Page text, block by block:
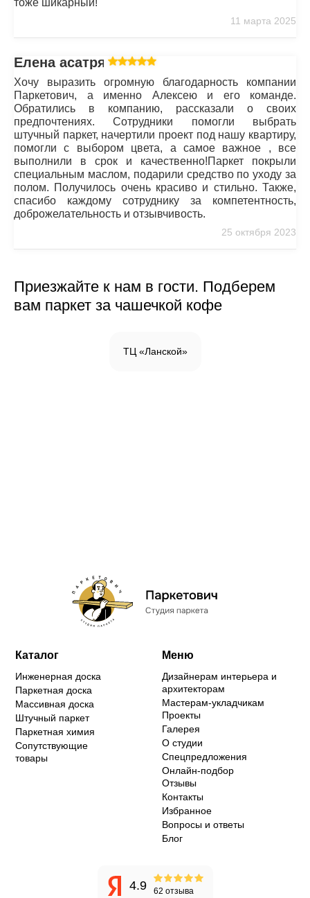
тоже шикарный!
11 марта 2025
Елена асатрян
Хочу выразить огромную благодарность компании
Паркетович, а именно Алексею и его команде.
Обратились в компанию, рассказали о своих
предпочтениях. Сотрудники помогли выбрать
штучный паркет, начертили проект под нашу квартиру,
помогли с выбором цвета, а самое важное , все
выполнили в срок и качественно!Паркет покрыли
специальным маслом, подарили средство по уходу за
полом. Получилось очень красиво и стильно. Также,
спасибо каждому сотруднику за компетентность,
доброжелательность и отзывчивость.
25 октября 2023
Приезжайте к нам в гости. Подберем
вам паркет за чашечкой кофе
ТЦ «Ланской»
Каталог
Инженерная доска
Паркетная доска
Массивная доска
Штучный паркет
Паркетная химия
Сопутствующие
товары
Меню
Дизайнерам интерьера и
архитекторам
Мастерам-укладчикам
Проекты
Галерея
О студии
Спецпредложения
Онлайн-подбор
Отзывы
Контакты
Избранное
Вопросы и ответы
Блог
4.9 62 отзыва